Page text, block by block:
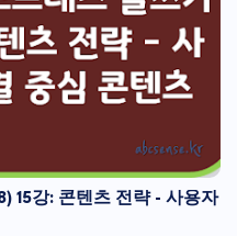
15강: 콘텐츠 전략 - 사용자